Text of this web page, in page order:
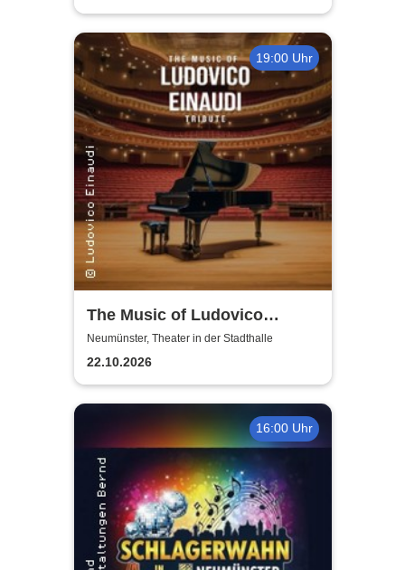
19:00 Uhr
The Music of Ludovico
Einaudi: Tribute-
Klavierkonzert - Ludovico
Einaudi Tribute bei
Kerzenschein
Neumünster, Theater in der Stadthalle
22.10.2026
16:00 Uhr